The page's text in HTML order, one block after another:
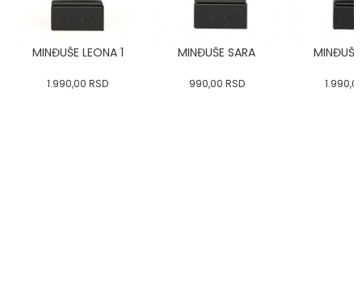
MINĐUŠE LEONA 1
1.990,00 RSD
MINĐUŠE SARA
990,00 RSD